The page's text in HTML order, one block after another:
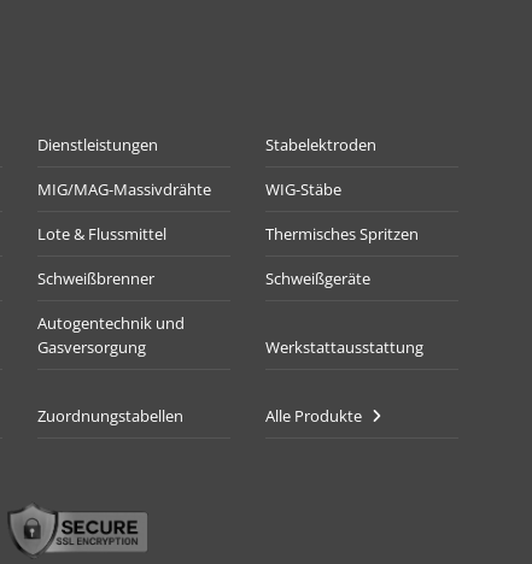
Dienstleistungen Stabelektroden
MIG/MAG-Massivdrähte WIG-Stäbe
Lote & Flussmittel Thermisches Spritzen
Schweißbrenner Schweißgeräte
Autogentechnik und
Gasversorgung
Werkstattausstattung
Zuordnungstabellen Alle Produkte